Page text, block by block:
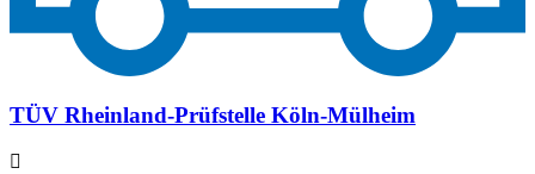
TÜV Rheinland-Prüfstelle Köln-Mülheim